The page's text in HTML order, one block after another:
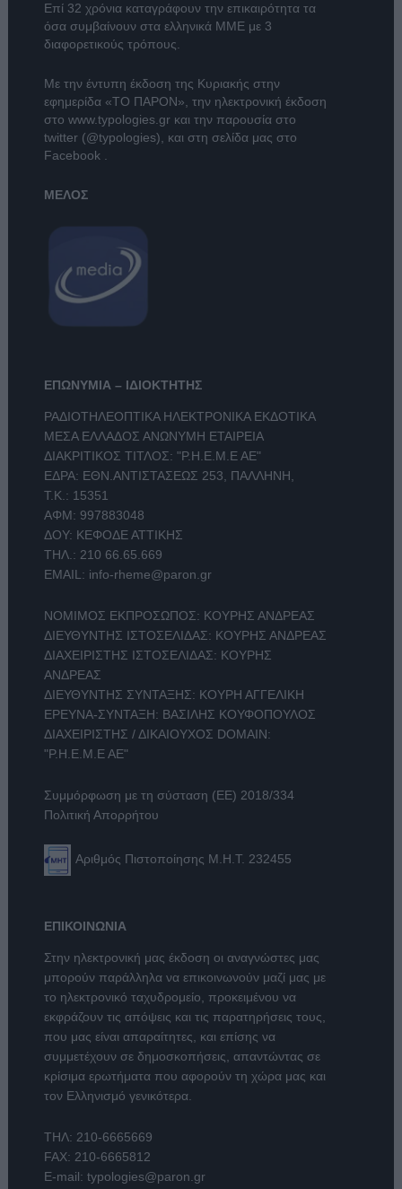
Επί 32 χρόνια καταγράφουν την επικαιρότητα τα
όσα συμβαίνουν στα ελληνικά ΜΜΕ με 3
διαφορετικούς τρόπους.
Με την έντυπη έκδοση της Κυριακής στην
εφημερίδα «ΤΟ ΠΑΡΟΝ», την ηλεκτρονική έκδοση
στο www.typologies.grκαι την παρουσία στο
twitter (@typologies), και στη σελίδα μας στο
Facebook .
ΜΕΛΟΣ
ΕΠΩΝΥΜΙΑ – ΙΔΙΟΚΤΗΤΗΣ
ΡΑΔΙΟΤΗΛΕΟΠΤΙΚΑ ΗΛΕΚΤΡΟΝΙΚΑ ΕΚΔΟΤΙΚΑ
ΜΕΣΑ ΕΛΛΑΔΟΣ ΑΝΩΝΥΜΗ ΕΤΑΙΡΕΙΑ
ΔΙΑΚΡΙΤΙΚΟΣ ΤΙΤΛΟΣ: "Ρ.Η.Ε.Μ.Ε ΑΕ"
ΕΔΡΑ: ΕΘΝ.ΑΝΤΙΣΤΑΣΕΩΣ 253, ΠΑΛΛΗΝΗ,
Τ.Κ.: 15351
ΑΦΜ: 997883048
ΔΟΥ: ΚΕΦΟΔΕ ΑΤΤΙΚΗΣ
ΤΗΛ.: 210 66.65.669
EMAIL: info-rheme@paron.gr
ΝΟΜΙΜΟΣ ΕΚΠΡΟΣΩΠΟΣ: ΚΟΥΡΗΣ ΑΝΔΡΕΑΣ
ΔΙΕΥΘΥΝΤΗΣ ΙΣΤΟΣΕΛΙΔΑΣ: ΚΟΥΡΗΣ ΑΝΔΡΕΑΣ
ΔΙΑΧΕΙΡΙΣΤΗΣ ΙΣΤΟΣΕΛΙΔΑΣ: ΚΟΥΡΗΣ
ΑΝΔΡΕΑΣ
ΔΙΕΥΘΥΝΤΗΣ ΣΥΝΤΑΞΗΣ: ΚΟΥΡΗ ΑΓΓΕΛΙΚΗ
ΕΡΕΥΝΑ-ΣΥΝΤΑΞΗ: ΒΑΣΙΛΗΣ ΚΟΥΦΟΠΟΥΛΟΣ
ΔΙΑΧΕΙΡΙΣΤΗΣ / ΔΙΚΑΙΟΥΧΟΣ DOMAIN:
"Ρ.Η.Ε.Μ.Ε ΑΕ"
Συμμόρφωση με τη σύσταση (ΕΕ) 2018/334
Πολιτική Απορρήτου
Αριθμός Πιστοποίησης Μ.Η.Τ. 232455
ΕΠΙΚΟΙΝΩΝΙΑ
Στην ηλεκτρονική μας έκδοση οι αναγνώστες μας
μπορούν παράλληλα να επικοινωνούν μαζί μας με
το ηλεκτρονικό ταχυδρομείο, προκειμένου να
εκφράζουν τις απόψεις και τις παρατηρήσεις τους,
που μας είναι απαραίτητες, και επίσης να
συμμετέχουν σε δημοσκοπήσεις, απαντώντας σε
κρίσιμα ερωτήματα που αφορούν τη χώρα μας και
τον Ελληνισμό γενικότερα.
ΤΗΛ: 210-6665669
FAX: 210-6665812
E-mail: typologies@paron.gr